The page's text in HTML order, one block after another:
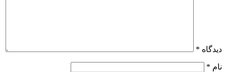
دیدگاه *
نام *